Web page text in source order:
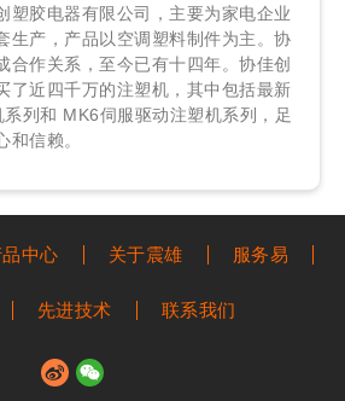
塑胶电器有限公司，主要为家电企业
生产，产品以空调塑料制件为主。协
合作关系，至今已有十四年。协佳创
了近四千万的注塑机，其中包括最新
列和 MK6伺服驱动注塑机系列，足
和信赖。
品中心 关于震雄 服务易
先进技术 联系我们